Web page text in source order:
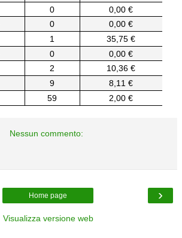
0
0,00 €
0
0,00 €
1
35,75 €
0
0,00 €
2
10,36 €
9
8,11 €
59 2,00 €
Nessun commento:
›
Home page
Visualizza versione web